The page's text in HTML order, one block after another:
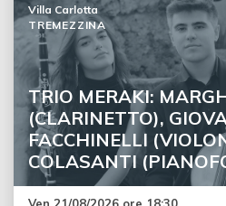
TRIO MERAKI:
(CLARINETTO),
FACCHINELLI
COLASANTI
Villa Carlotta
TREMEZZINA
Ven 21/08/2026 ore 18:30